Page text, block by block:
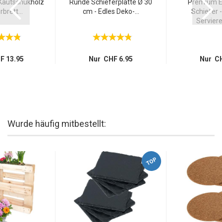
13.95
Runde Schieferplatte Ø 30
cm - Edles Deko-...
Nur CHF 6.95
Premium
Schiefer
Nur
Wurde häufig mitbestellt:
TOP